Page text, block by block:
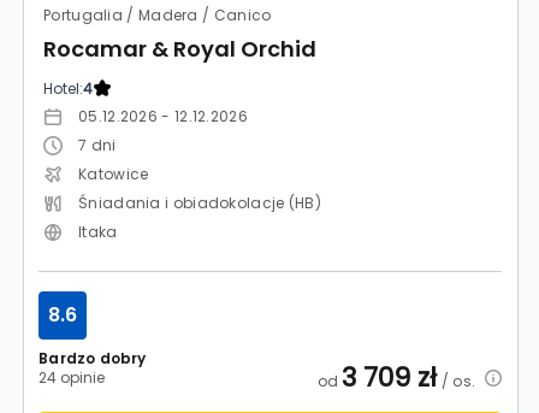
Portugalia / Madera / Canico
Rocamar & Royal Orchid
Hotel:4
05.12.2026 - 12.12.2026
7 dni
Katowice
Śniadania i obiadokolacje (HB)
Itaka
Bardzo dobry
24 opinie
8.6
od 3 709 zł/ os.